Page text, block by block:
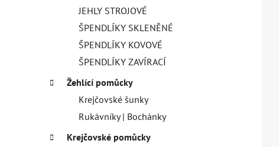
JEHLY STROJOVÉ
ŠPENDLÍKY SKLENĚNÉ
ŠPENDLÍKY KOVOVÉ
ŠPENDLÍKY ZAVÍRACÍ
Žehlící pomůcky
Krejčovské šunky
Rukávníky | Bochánky
Krejčovské pomůcky